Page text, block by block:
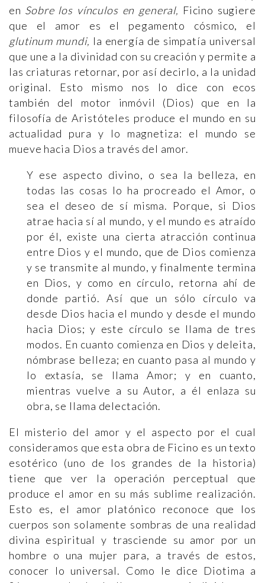
en Sobre los vínculos en general, Ficino sugiere
que el amor es el pegamento cósmico, el
glutinum mundi, la energía de simpatía universal
que une a la divinidad con su creación y permite a
las criaturas retornar, por así decirlo, a la unidad
original. Esto mismo nos lo dice con ecos
también del motor inmóvil (Dios) que en la
filosofía de Aristóteles produce el mundo en su
actualidad pura y lo magnetiza: el mundo se
mueve hacia Dios a través del amor.
Y ese aspecto divino, o sea la belleza, en
todas las cosas lo ha procreado el Amor, o
sea el deseo de sí misma. Porque, si Dios
atrae hacia sí al mundo, y el mundo es atraído
por él, existe una cierta atracción continua
entre Dios y el mundo, que de Dios comienza
y se transmite al mundo, y finalmente termina
en Dios, y como en círculo, retorna ahí de
donde partió. Así que un sólo círculo va
desde Dios hacia el mundo y desde el mundo
hacia Dios; y este círculo se llama de tres
modos. En cuanto comienza en Dios y deleita,
nómbrase belleza; en cuanto pasa al mundo y
lo extasía, se llama Amor; y en cuanto,
mientras vuelve a su Autor, a él enlaza su
obra, se llama delectación.
El misterio del amor y el aspecto por el cual
consideramos que esta obra de Ficino es un texto
esotérico (uno de los grandes de la historia)
tiene que ver la operación perceptual que
produce el amor en su más sublime realización.
Esto es, el amor platónico reconoce que los
cuerpos son solamente sombras de una realidad
divina espiritual y trasciende su amor por un
hombre o una mujer para, a través de estos,
conocer lo universal. Como le dice Diotima a